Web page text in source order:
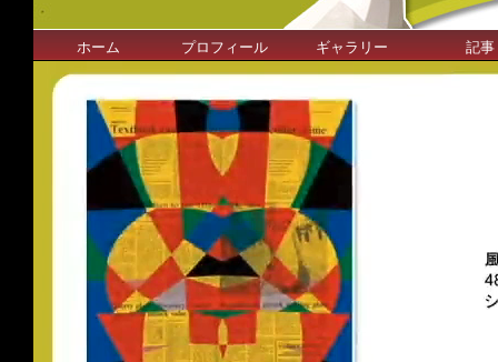
ホーム プロフィール ギャラリー 記事